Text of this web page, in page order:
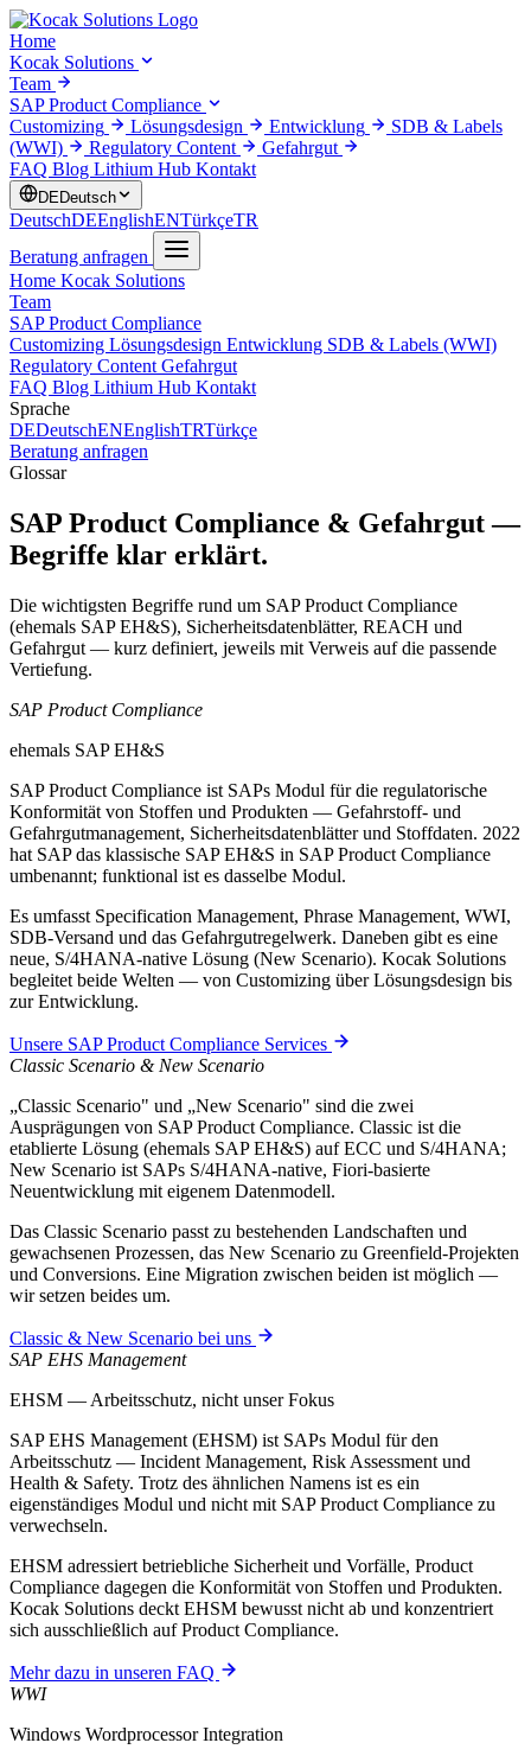
Home
Kocak Solutions
Team
SAP Product Compliance
Customizing
Lösungsdesign Entwicklung
SDB & Labels
(WWI)
Regulatory Content
Gefahrgut
FAQ Blog Lithium Hub Kontakt
DEDeutsch
DeutschDEEnglishENTürkçeTR
Beratung anfragen
Home Kocak Solutions
Team
SAP Product Compliance
Customizing Lösungsdesign Entwicklung SDB & Labels (WWI)
Regulatory Content Gefahrgut
FAQ Blog Lithium Hub Kontakt
Sprache
DEDeutschENEnglishTRTürkçe
Beratung anfragen
Glossar
SAP Product Compliance & Gefahrgut —
Begriffe klar erklärt.
Die wichtigsten Begriffe rund um SAP Product Compliance
(ehemals SAP EH&S), Sicherheitsdatenblätter, REACH und
Gefahrgut — kurz definiert, jeweils mit Verweis auf die passende
Vertiefung.
SAP Product Compliance
ehemals SAP EH&S
SAP Product Compliance ist SAPs Modul für die regulatorische
Konformität von Stoffen und Produkten — Gefahrstoff- und
Gefahrgutmanagement, Sicherheitsdatenblätter und Stoffdaten. 2022
hat SAP das klassische SAP EH&S in SAP Product Compliance
umbenannt; funktional ist es dasselbe Modul.
Es umfasst Specification Management, Phrase Management, WWI,
SDB-Versand und das Gefahrgutregelwerk. Daneben gibt es eine
neue, S/4HANA-native Lösung (New Scenario). Kocak Solutions
begleitet beide Welten — von Customizing über Lösungsdesign bis
zur Entwicklung.
Unsere SAP Product Compliance Services
Classic Scenario & New Scenario
„Classic Scenario" und „New Scenario" sind die zwei
Ausprägungen von SAP Product Compliance. Classic ist die
etablierte Lösung (ehemals SAP EH&S) auf ECC und S/4HANA;
New Scenario ist SAPs S/4HANA-native, Fiori-basierte
Neuentwicklung mit eigenem Datenmodell.
Das Classic Scenario passt zu bestehenden Landschaften und
gewachsenen Prozessen, das New Scenario zu Greenfield-Projekten
und Conversions. Eine Migration zwischen beiden ist möglich —
wir setzen beides um.
Classic & New Scenario bei uns
SAP EHS Management
EHSM — Arbeitsschutz, nicht unser Fokus
SAP EHS Management (EHSM) ist SAPs Modul für den
Arbeitsschutz — Incident Management, Risk Assessment und
Health & Safety. Trotz des ähnlichen Namens ist es ein
eigenständiges Modul und nicht mit SAP Product Compliance zu
verwechseln.
EHSM adressiert betriebliche Sicherheit und Vorfälle, Product
Compliance dagegen die Konformität von Stoffen und Produkten.
Kocak Solutions deckt EHSM bewusst nicht ab und konzentriert
sich ausschließlich auf Product Compliance.
Mehr dazu in unseren FAQ
WWI
Windows Wordprocessor Integration